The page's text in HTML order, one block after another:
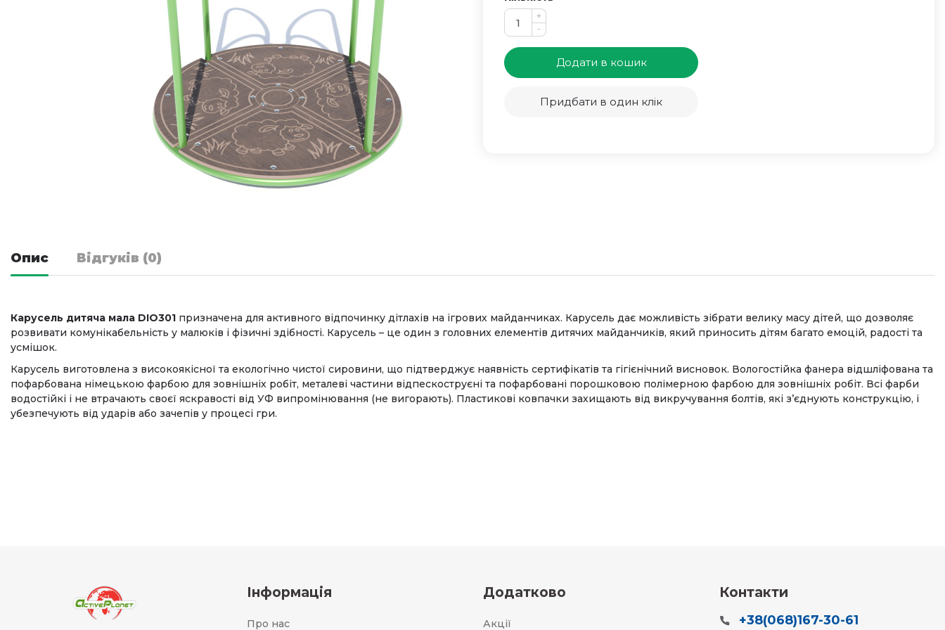
+
-
Додати в кошик
Придбати в один клік
Опис Відгуків (0)
Карусель дитяча мала DIO301 призначена для активного відпочинку дітлахів на ігрових майданчиках. Карусель дає можливість зібрати велику масу дітей, що дозволяє
розвивати комунікабельність у малюків і фізичні здібності. Карусель – це один з головних елементів дитячих майданчиків, який приносить дітям багато емоцій, радості та
усмішок.
Карусель виготовлена ​​з високоякісної та екологічно чистої сировини, що підтверджує наявність сертифікатів та гігієнічний висновок. Вологостійка фанера відшліфована та
пофарбована німецькою фарбою для зовнішніх робіт, металеві частини відпескоструєні та пофарбовані порошковою полімерною фарбою для зовнішніх робіт. Всі фарби
водостійкі і не втрачають своєї яскравості від УФ випромінювання (не вигорають). Пластикові ковпачки захищають від викручування болтів, які з’єднують конструкцію, і
убезпечують від ударів або зачепів у процесі гри.
Інформація
Про нас
Додатково
Акції
Контакти
+38(068)167-30-61